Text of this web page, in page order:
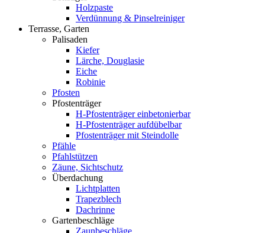
Holzpaste
Verdünnung & Pinselreiniger
Terrasse, Garten
Palisaden
Kiefer
Lärche, Douglasie
Eiche
Robinie
Pfosten
Pfostenträger
H-Pfostenträger einbetonierbar
H-Pfostenträger aufdübelbar
Pfostenträger mit Steindolle
Pfähle
Pfahlstützen
Zäune, Sichtschutz
Überdachung
Lichtplatten
Trapezblech
Dachrinne
Gartenbeschläge
Zaunbeschläge